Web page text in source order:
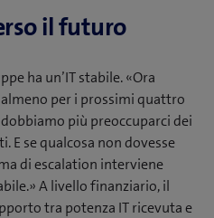
il futuro
ha un’IT stabile. «Ora
per i prossimi quattro
più preoccuparci dei
E se qualcosa non dovesse
di escalation interviene
A livello finanziario, il
tra potenza IT ricevuta e